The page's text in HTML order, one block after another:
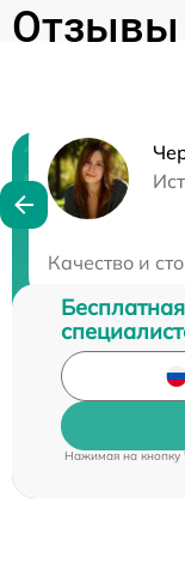
Отзывы
Качество и
Нужна
Нажимая на кнопку